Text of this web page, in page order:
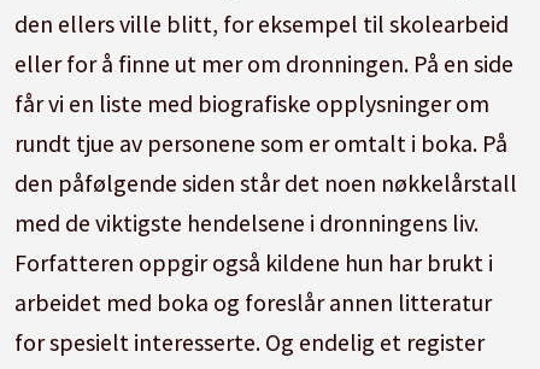
den ellers ville blitt, for eksempel til skolearbeid
eller for å finne ut mer om dronningen. På en side
får vi en liste med biografiske opplysninger om
rundt tjue av personene som er omtalt i boka. På
den påfølgende siden står det noen nøkkelårstall
med de viktigste hendelsene i dronningens liv.
Forfatteren oppgir også kildene hun har brukt i
arbeidet med boka og foreslår annen litteratur
for spesielt interesserte. Og endelig et register